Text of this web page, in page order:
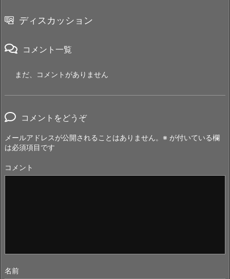
ディスカッション
コメント一覧
まだ、コメントがありません
コメントをどうぞ
メールアドレスが公開されることはありません。 ※ が付いている欄
は必須項目です
コメント
名前